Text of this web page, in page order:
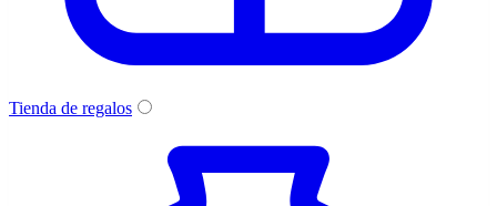
Tienda de regalos